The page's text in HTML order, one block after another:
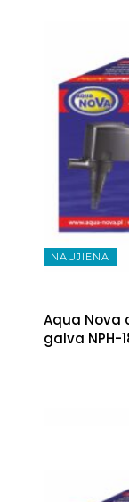
NAUJIENA
Aqua Nova
galva NPH-